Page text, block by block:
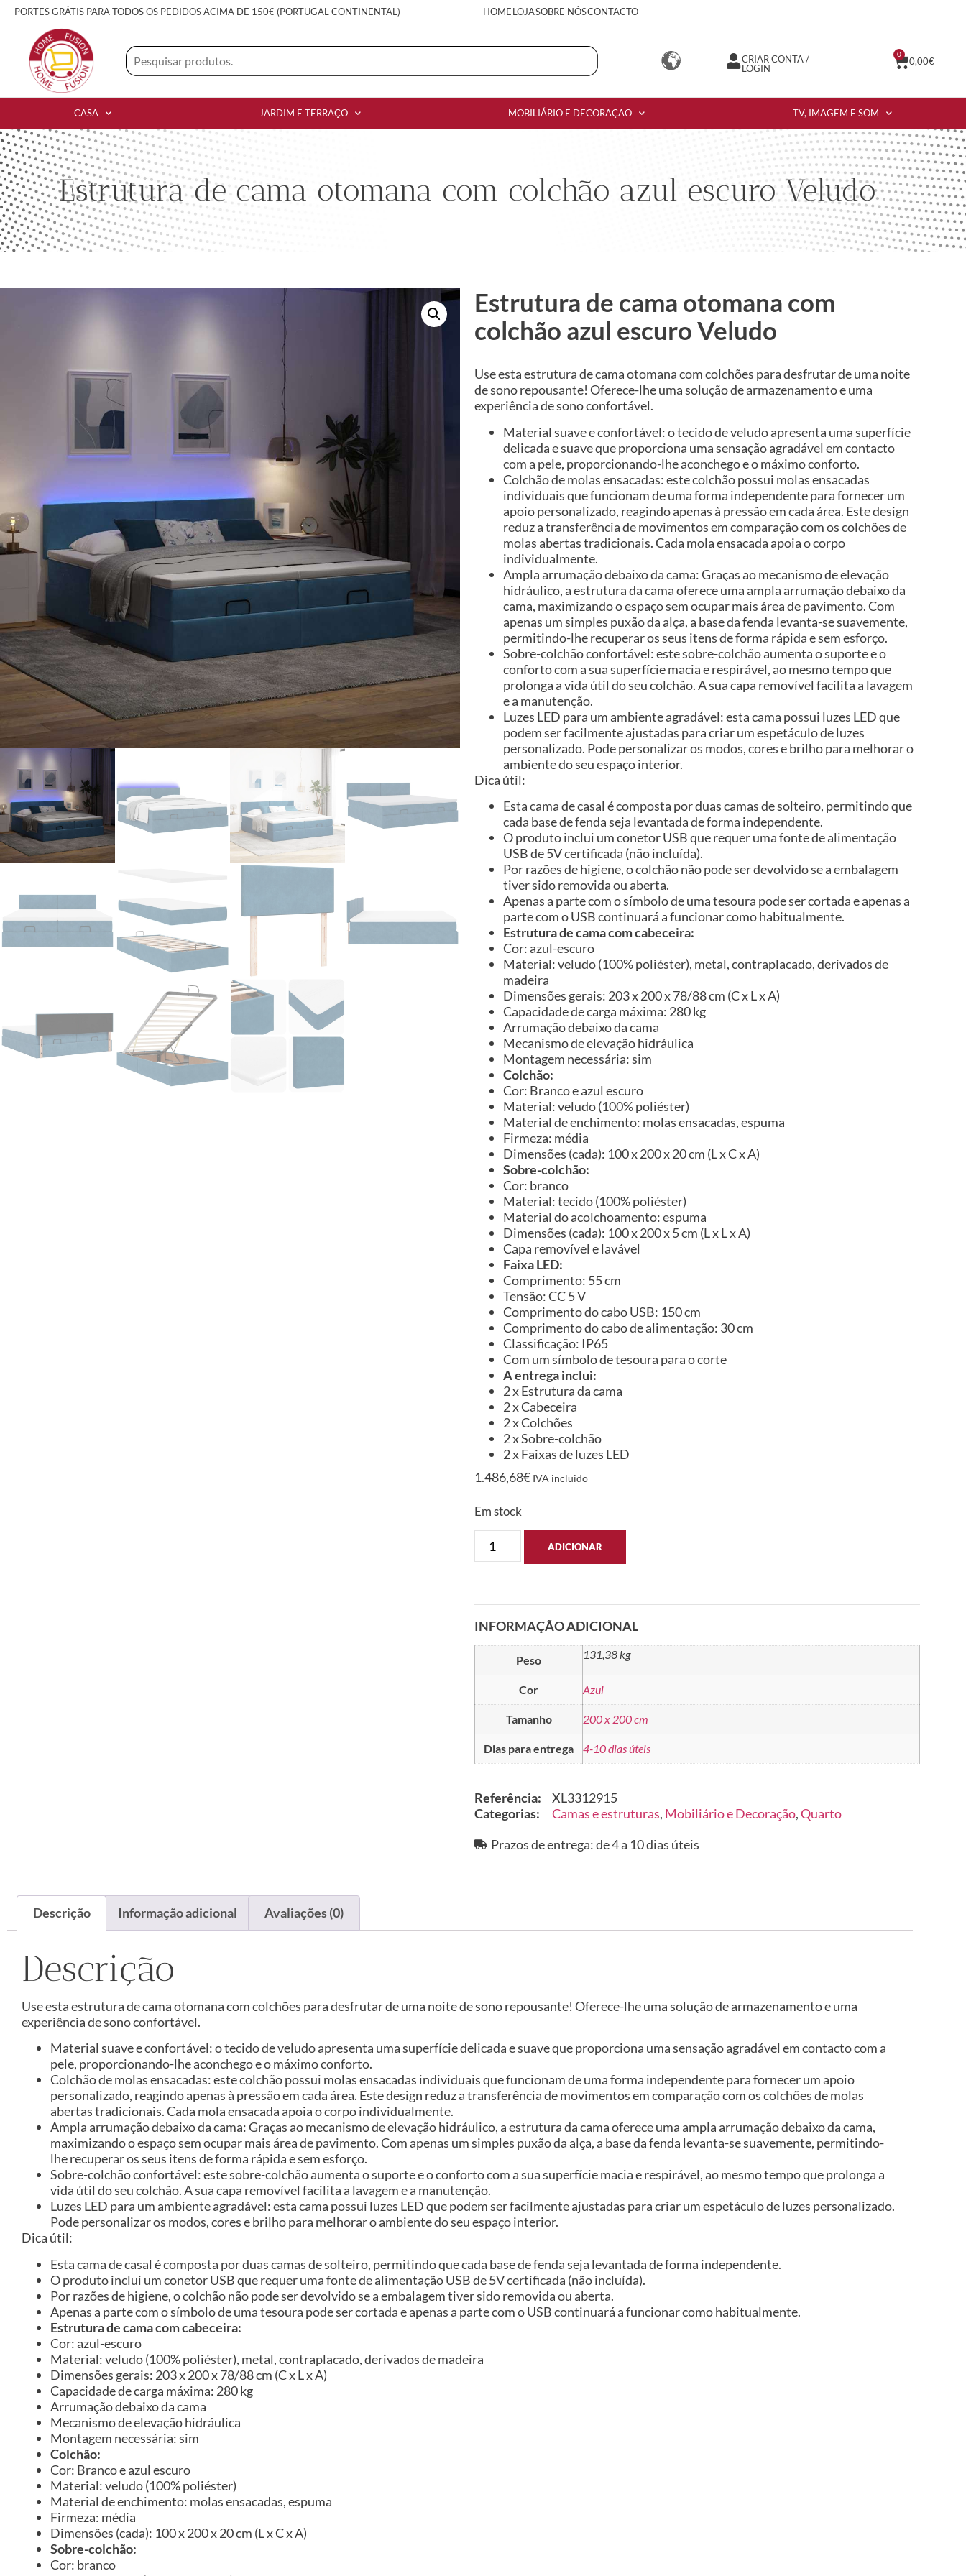
PORTES GRÁTIS PARA TODOS OS PEDIDOS ACIMA DE 150€ (PORTUGAL CONTINENTAL) HOMELOJASOBRE NÓSCONTACTO
CRIAR CONTA /
LOGIN
0,00€
0
CASA JARDIM E TERRAÇO MOBILIÁRIO E DECORAÇÃO TV, IMAGEM E SOM
Estrutura de cama otomana com colchão azul escuro Veludo
Estrutura de cama otomana com
colchão azul escuro Veludo
Use esta estrutura de cama otomana com colchões para desfrutar de uma noite
de sono repousante! Oferece-lhe uma solução de armazenamento e uma
experiência de sono confortável.
Material suave e confortável: o tecido de veludo apresenta uma superfície
delicada e suave que proporciona uma sensação agradável em contacto
com a pele, proporcionando-lhe aconchego e o máximo conforto.
Colchão de molas ensacadas: este colchão possui molas ensacadas
individuais que funcionam de uma forma independente para fornecer um
apoio personalizado, reagindo apenas à pressão em cada área. Este design
reduz a transferência de movimentos em comparação com os colchões de
molas abertas tradicionais. Cada mola ensacada apoia o corpo
individualmente.
Ampla arrumação debaixo da cama: Graças ao mecanismo de elevação
hidráulico, a estrutura da cama oferece uma ampla arrumação debaixo da
cama, maximizando o espaço sem ocupar mais área de pavimento. Com
apenas um simples puxão da alça, a base da fenda levanta-se suavemente,
permitindo-lhe recuperar os seus itens de forma rápida e sem esforço.
Sobre-colchão confortável: este sobre-colchão aumenta o suporte e o
conforto com a sua superfície macia e respirável, ao mesmo tempo que
prolonga a vida útil do seu colchão. A sua capa removível facilita a lavagem
e a manutenção.
Luzes LED para um ambiente agradável: esta cama possui luzes LED que
podem ser facilmente ajustadas para criar um espetáculo de luzes
personalizado. Pode personalizar os modos, cores e brilho para melhorar o
ambiente do seu espaço interior.
Dica útil:
Esta cama de casal é composta por duas camas de solteiro, permitindo que
cada base de fenda seja levantada de forma independente.
O produto inclui um conetor USB que requer uma fonte de alimentação
USB de 5V certificada (não incluída).
Por razões de higiene, o colchão não pode ser devolvido se a embalagem
tiver sido removida ou aberta.
Apenas a parte com o símbolo de uma tesoura pode ser cortada e apenas a
parte com o USB continuará a funcionar como habitualmente.
Estrutura de cama com cabeceira:
Cor: azul-escuro
Material: veludo (100% poliéster), metal, contraplacado, derivados de
madeira
Dimensões gerais: 203 x 200 x 78/88 cm (C x L x A)
Capacidade de carga máxima: 280 kg
Arrumação debaixo da cama
Mecanismo de elevação hidráulica
Montagem necessária: sim
Colchão:
Cor: Branco e azul escuro
Material: veludo (100% poliéster)
Material de enchimento: molas ensacadas, espuma
Firmeza: média
Dimensões (cada): 100 x 200 x 20 cm (L x C x A)
Sobre-colchão:
Cor: branco
Material: tecido (100% poliéster)
Material do acolchoamento: espuma
Dimensões (cada): 100 x 200 x 5 cm (L x L x A)
Capa removível e lavável
Faixa LED:
Comprimento: 55 cm
Tensão: CC 5 V
Comprimento do cabo USB: 150 cm
Comprimento do cabo de alimentação: 30 cm
Classificação: IP65
Com um símbolo de tesoura para o corte
A entrega inclui:
2 x Estrutura da cama
2 x Cabeceira
2 x Colchões
2 x Sobre-colchão
2 x Faixas de luzes LED
1.486,68€ IVA incluido
Em stock
ADICIONAR
INFORMAÇÃO ADICIONAL
Peso 131,38 kg
Cor Azul
Tamanho 200 x 200 cm
Dias para entrega 4-10 dias úteis
Referência:
XL3312915
Categorias:
Camas e estruturas, Mobiliário e Decoração,Quarto
Prazos de entrega: de 4 a 10 dias úteis
Descrição Informação adicional Avaliações (0)
Descrição
Use esta estrutura de cama otomana com colchões para desfrutar de uma noite de sono repousante! Oferece-lhe uma solução de armazenamento e uma
experiência de sono confortável.
Material suave e confortável: o tecido de veludo apresenta uma superfície delicada e suave que proporciona uma sensação agradável em contacto com a
pele, proporcionando-lhe aconchego e o máximo conforto.
Colchão de molas ensacadas: este colchão possui molas ensacadas individuais que funcionam de uma forma independente para fornecer um apoio
personalizado, reagindo apenas à pressão em cada área. Este design reduz a transferência de movimentos em comparação com os colchões de molas
abertas tradicionais. Cada mola ensacada apoia o corpo individualmente.
Ampla arrumação debaixo da cama: Graças ao mecanismo de elevação hidráulico, a estrutura da cama oferece uma ampla arrumação debaixo da cama,
maximizando o espaço sem ocupar mais área de pavimento. Com apenas um simples puxão da alça, a base da fenda levanta-se suavemente, permitindo-
lhe recuperar os seus itens de forma rápida e sem esforço.
Sobre-colchão confortável: este sobre-colchão aumenta o suporte e o conforto com a sua superfície macia e respirável, ao mesmo tempo que prolonga a
vida útil do seu colchão. A sua capa removível facilita a lavagem e a manutenção.
Luzes LED para um ambiente agradável: esta cama possui luzes LED que podem ser facilmente ajustadas para criar um espetáculo de luzes personalizado.
Pode personalizar os modos, cores e brilho para melhorar o ambiente do seu espaço interior.
Dica útil:
Esta cama de casal é composta por duas camas de solteiro, permitindo que cada base de fenda seja levantada de forma independente.
O produto inclui um conetor USB que requer uma fonte de alimentação USB de 5V certificada (não incluída).
Por razões de higiene, o colchão não pode ser devolvido se a embalagem tiver sido removida ou aberta.
Apenas a parte com o símbolo de uma tesoura pode ser cortada e apenas a parte com o USB continuará a funcionar como habitualmente.
Estrutura de cama com cabeceira:
Cor: azul-escuro
Material: veludo (100% poliéster), metal, contraplacado, derivados de madeira
Dimensões gerais: 203 x 200 x 78/88 cm (C x L x A)
Capacidade de carga máxima: 280 kg
Arrumação debaixo da cama
Mecanismo de elevação hidráulica
Montagem necessária: sim
Colchão:
Cor: Branco e azul escuro
Material: veludo (100% poliéster)
Material de enchimento: molas ensacadas, espuma
Firmeza: média
Dimensões (cada): 100 x 200 x 20 cm (L x C x A)
Sobre-colchão:
Cor: branco